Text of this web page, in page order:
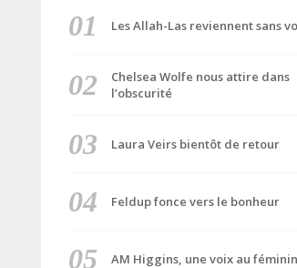
Les Allah-Las reviennent sans
Chelsea Wolfe nous attire dans
l’obscurité
Laura Veirs bientôt de retour
Feldup fonce vers le bonheur
AM Higgins, une voix au